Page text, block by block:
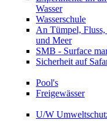
Wasser
Wasserschule
An Tümpel,
und Meer
SMB - Surface
Sicherheit auf
Pool's
Freigewässer
U/W